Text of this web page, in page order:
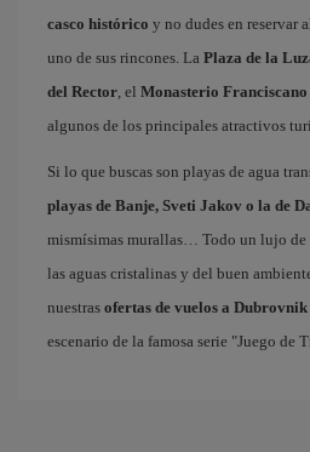
casco histórico y no dudes en reservar
uno de sus rincones. La Plaza de la
del Rector, el Monasterio Franciscano
algunos de los principales atractivos
Si lo que buscas son playas de agua
playas de Banje, Sveti Jakov o la de
mismísimas murallas… Todo un lujo de
las aguas cristalinas y del buen
nuestras ofertas de vuelos a Dubrovnik
escenario de la famosa serie "Juego de